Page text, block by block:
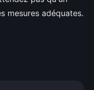
mesures adéquates.